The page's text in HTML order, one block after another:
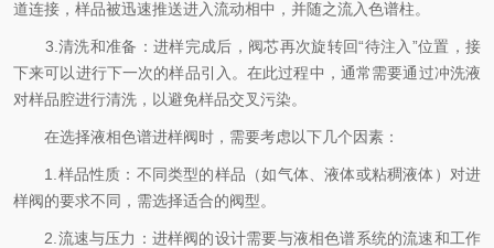
道连接，样品被迅速推送进入流动相中，并随之流入色谱柱。
3.清洗和准备：进样完成后，阀芯再次旋转回“待注入”位置，接
下来可以进行下一次的样品引入。在此过程中，通常需要通过冲洗液
对样品腔进行清洗，以避免样品交叉污染。
在选择液相色谱进样阀时，需要考虑以下几个因素：
1.样品性质：不同类型的样品（如气体、液体或粘稠液体）对进
样阀的要求不同，需选择适合的阀型。
2.流速与压力：进样阀的设计需要与液相色谱系统的流速和工作